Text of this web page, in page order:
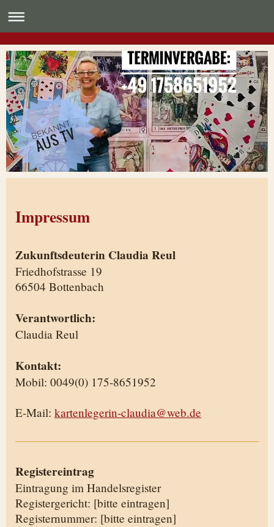
Impressum
Zukunftsdeuterin Claudia Reul
Friedhofstrasse 19
66504 Bottenbach
Verantwortlich:
Claudia Reul
Kontakt:
Mobil: 0049(0) 175-8651952
E-Mail: kartenlegerin-claudia@web.de
Registereintrag
Eintragung im Handelsregister
Registergericht: [bitte eintragen]
Registernummer: [bitte eintragen]